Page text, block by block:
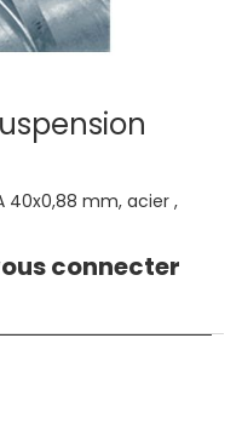
40x0,88 mm, acier ,
connecter